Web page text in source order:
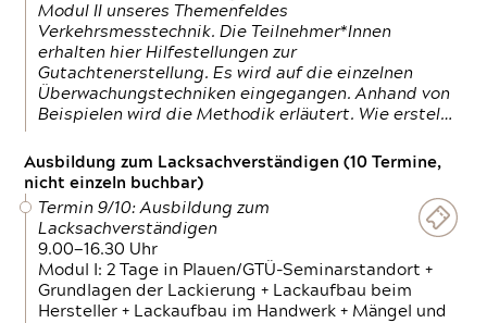
Modul II unseres Themenfeldes
Verkehrsmesstechnik. Die Teilnehmer*Innen
erhalten hier Hilfestellungen zur
Gutachtenerstellung. Es wird auf die einzelnen
Überwachungstechniken eingegangen. Anhand von
Beispielen wird die Methodik erläutert. Wie erstel…
Ausbildung zum Lacksachverständigen (10 Termine,
nicht einzeln buchbar)
Termin 9/10: Ausbildung zum
Lacksachverständigen
9.00—16.30 Uhr
Modul I: 2 Tage in Plauen/GTÜ-Seminarstandort +
Grundlagen der Lackierung + Lackaufbau beim
Hersteller + Lackaufbau im Handwerk + Mängel und